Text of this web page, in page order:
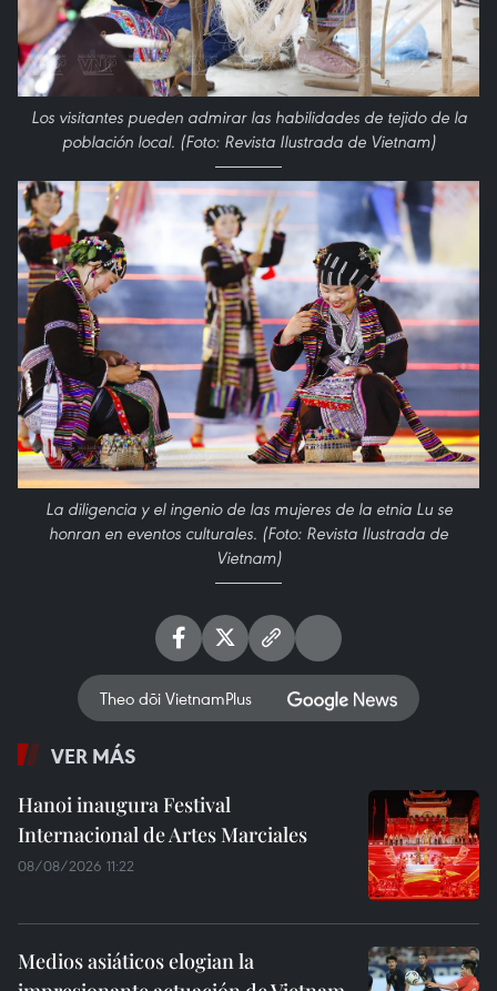
Los visitantes pueden admirar las habilidades de tejido de la
población local. (Foto: Revista Ilustrada de Vietnam)
La diligencia y el ingenio de las mujeres de la etnia Lu se
honran en eventos culturales. (Foto: Revista Ilustrada de
Vietnam)
Theo dõi VietnamPlus
VER MÁS
Hanoi inaugura Festival
Internacional de Artes Marciales
08/08/2026 11:22
Medios asiáticos elogian la